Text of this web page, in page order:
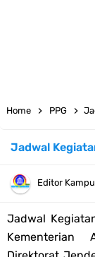
Bank Soal
Home PPG
Jadwal
Editor
Jadwal
Kementerian